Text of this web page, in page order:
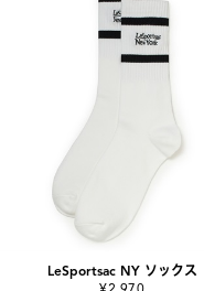
LeSportsac NY ソックス